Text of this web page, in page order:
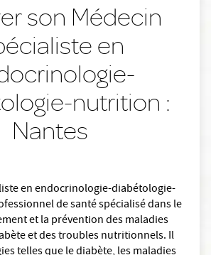
son Médecin
en
nutrition :
Nantes
en endocrinologie-diabétologie-
de santé spécialisé dans le
et la prévention des maladies
et des troubles nutritionnels. Il